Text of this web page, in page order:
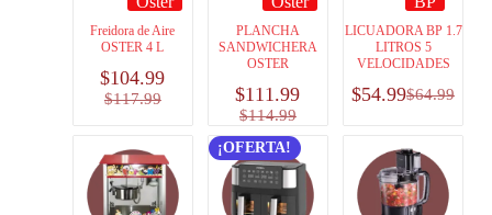
Freidora de Aire
OSTER 4 L
$117.99
$104.99
PLANCHA
SANDWICHERA
OSTER
$114.99
$111.99
LICUADORA BP 1.7
LITROS 5
VELOCIDADES
$64.99
$54.99
¡OFERTA!